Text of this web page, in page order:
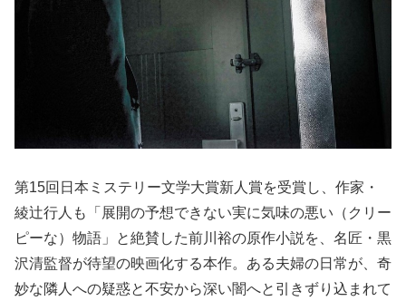
第15回日本ミステリー文学大賞新人賞を受賞し、作家・
綾辻行人も「展開の予想できない実に気味の悪い（クリー
ピーな）物語」と絶賛した前川裕の原作小説を、名匠・黒
沢清監督が待望の映画化する本作。ある夫婦の日常が、奇
妙な隣人への疑惑と不安から深い闇へと引きずり込まれて